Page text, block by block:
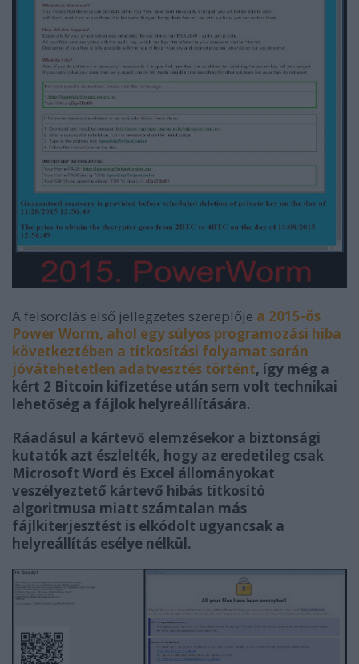
A felsorolás első jellegzetes szereplője a 2015-ös
Power Worm, ahol egy súlyos programozási hiba
következtében a titkosítási folyamat során
jóvátehetetlen adatvesztés történt, így még a
kért 2 Bitcoin kifizetése után sem volt technikai
lehetőség a fájlok helyreállítására.
Ráadásul a kártevő elemzésekor a biztonsági
kutatók azt észlelték, hogy az eredetileg csak
Microsoft Word és Excel állományokat
veszélyeztető kártevő hibás titkosító
algoritmusa miatt számtalan más
fájlkiterjesztést is elkódolt ugyancsak a
helyreállítás esélye nélkül.